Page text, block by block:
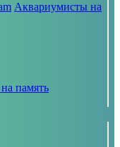
Аквариумисты на
память